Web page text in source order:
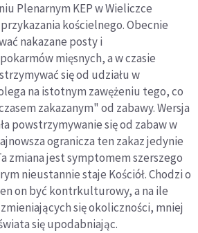
Plenarnym KEP w Wieliczce
kościelnego. Obecnie
nakazane posty i
mięsnych, a w czasie
się od udziału w
na istotnym zawężeniu tego, co
zakazanym" od zabawy. Wersja
powstrzymywanie się od zabaw w
ogranicza ten zakaz jedynie
zmiana jest symptomem szerszego
nieustannie staje Kościół. Chodzi o
on być kontrkulturowy, a na ile
się okoliczności, mniej
się upodabniając.